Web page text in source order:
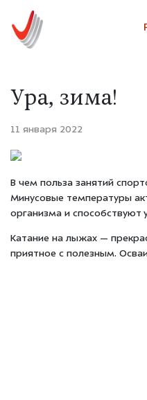
Ура, зима!
11 января 2022
В чем польза занятий
Минусовые температуры
организма и способствуют
Катание на лыжах —
приятное с полезным.